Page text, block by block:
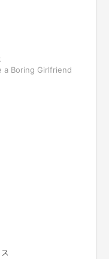
a Boring Girlfriend